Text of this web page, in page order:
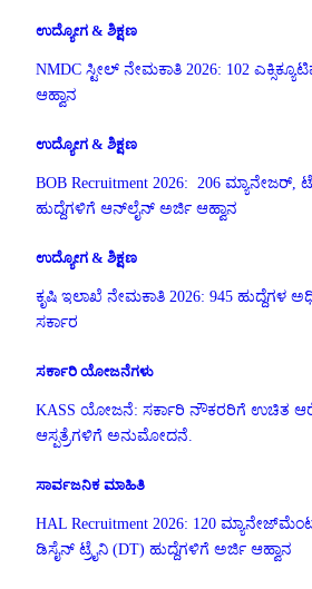
ಉದ್ಯೋಗ & ಶಿಕ್ಷಣ
NMDC ಸ್ಟೀಲ್ ನೇಮಕಾತಿ 2026: 102
ಆಹ್ವಾನ
ಉದ್ಯೋಗ & ಶಿಕ್ಷಣ
BOB Recruitment 2026: 206 ಮ್ಯಾನೇಜರ್,
ಹುದ್ದೆಗಳಿಗೆ ಆನ್‌ಲೈನ್ ಅರ್ಜಿ ಆಹ್ವಾನ
ಉದ್ಯೋಗ & ಶಿಕ್ಷಣ
ಕೃಷಿ ಇಲಾಖೆ ನೇಮಕಾತಿ 2026: 945 ಹುದ್ದೆಗಳ
ಸರ್ಕಾರ
ಸರ್ಕಾರಿ ಯೋಜನೆಗಳು
KASS ಯೋಜನೆ: ಸರ್ಕಾರಿ ನೌಕರರಿಗೆ ಉಚಿತ
ಆಸ್ಪತ್ರೆಗಳಿಗೆ ಅನುಮೋದನೆ.
ಸಾರ್ವಜನಿಕ ಮಾಹಿತಿ
HAL Recruitment 2026: 120
ಡಿಸೈನ್ ಟ್ರೈನಿ (DT) ಹುದ್ದೆಗಳಿಗೆ ಅರ್ಜಿ ಆಹ್ವಾನ